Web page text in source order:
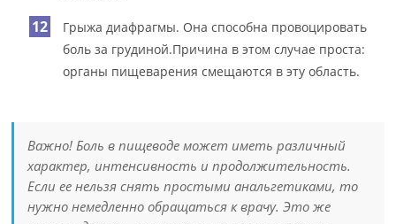
Грыжа диафрагмы. Она способна провоцировать
боль за грудиной.Причина в этом случае проста:
органы пищеварения смещаются в эту область.
Важно! Боль в пищеводе может иметь различный
характер, интенсивность и продолжительность.
Если ее нельзя снять простыми анальгетиками, то
нужно немедленно обращаться к врачу. Это же